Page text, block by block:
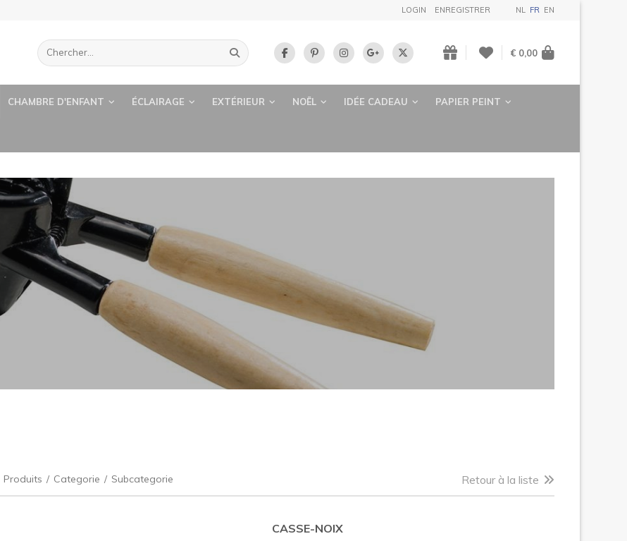
LOGIN ENREGISTRER NL FR EN
€ 0,00
CHAMBRE D'ENFANT ÉCLAIRAGE EXTÉRIEUR NOËL IDÉE CADEAU PAPIER PEINT
Produits / Categorie / Subcategorie Retour à la liste
CASSE-NOIX